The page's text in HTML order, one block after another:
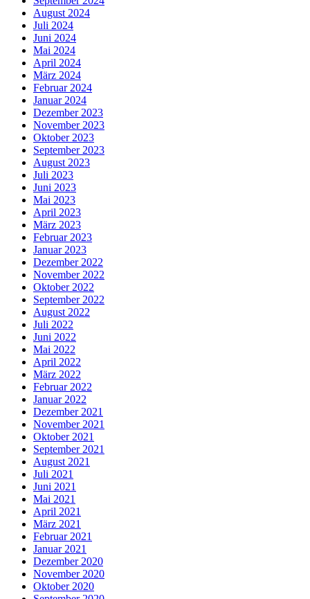
August 2024
Juli 2024
Juni 2024
Mai 2024
April 2024
März 2024
Februar 2024
Januar 2024
Dezember 2023
November 2023
Oktober 2023
September 2023
August 2023
Juli 2023
Juni 2023
Mai 2023
April 2023
März 2023
Februar 2023
Januar 2023
Dezember 2022
November 2022
Oktober 2022
September 2022
August 2022
Juli 2022
Juni 2022
Mai 2022
April 2022
März 2022
Februar 2022
Januar 2022
Dezember 2021
November 2021
Oktober 2021
September 2021
August 2021
Juli 2021
Juni 2021
Mai 2021
April 2021
März 2021
Februar 2021
Januar 2021
Dezember 2020
November 2020
Oktober 2020